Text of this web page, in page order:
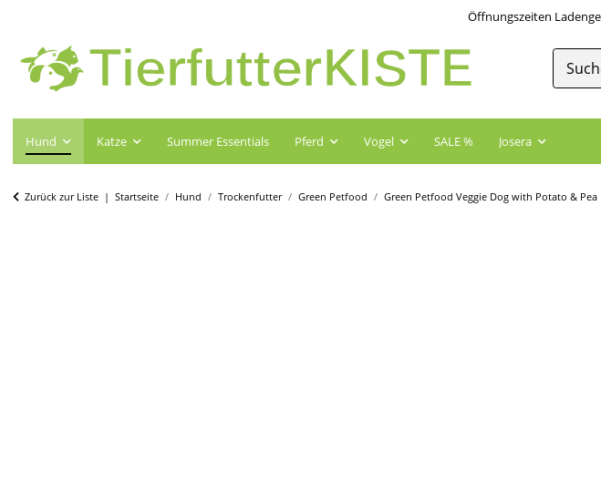
Öffnungszeiten
Hund Katze Summer Essentials Pferd Vogel SALE % Josera
Zurück zur Liste Startseite Hund Trockenfutter Green Petfood Green Petfood Veggie Dog with Potato & Pea